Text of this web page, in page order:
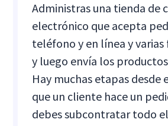
Administras una tienda de
electrónico que acepta
teléfono y en línea y
y luego envía los
Hay muchas etapas desde
que un cliente hace un
debes subcontratar todo